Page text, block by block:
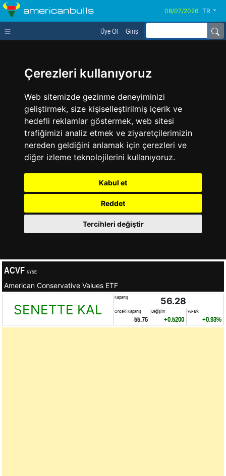
Çerezleri kullanıyoruz
Web sitemizde gezinme deneyiminizi
geliştirmek, size kişiselleştirilmiş içerik ve
hedefli reklamlar göstermek, web sitesi
trafiğimizi analiz etmek ve ziyaretçilerimizin
nereden geldiğini anlamak için çerezleri ve
diğer izleme teknolojilerini kullanıyoruz.
Kabul et
Reddet
Tercihleri değiştir
americanbulls TR
Üye Ol Giriş
ACVF NYSE
American Conservative Values ETF
SENETTE KAL
Kapanış 56.28
Önceki Kapanış
55.76
Değişim
+0.5200
%Fark
+0.93%